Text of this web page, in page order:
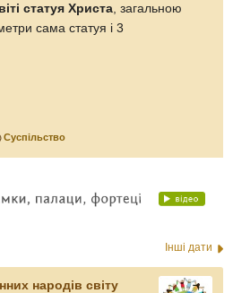
статуя Христа , загальною
сама статуя і 3
Суспільство
Інші дати
народів світу